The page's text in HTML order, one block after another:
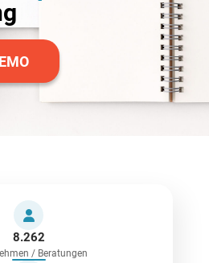
8.262
/ Beratungen